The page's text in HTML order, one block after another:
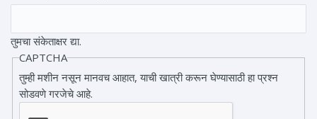
तुमचा संकेताक्षर द्या.
CAPTCHA
तुम्ही मशीन नसून मानवच आहात, याची खात्री करून घेण्यासाठी हा प्रश्न
सोडवणे गरजेचे आहे.